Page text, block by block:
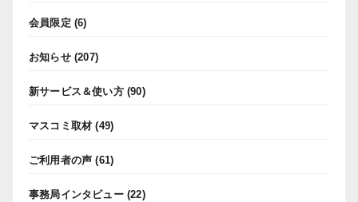
会員限定 (6)
お知らせ(207)
新サービス＆使い方(90)
マスコミ取材 (49)
ご利用者の声 (61)
事務局インタビュー(22)